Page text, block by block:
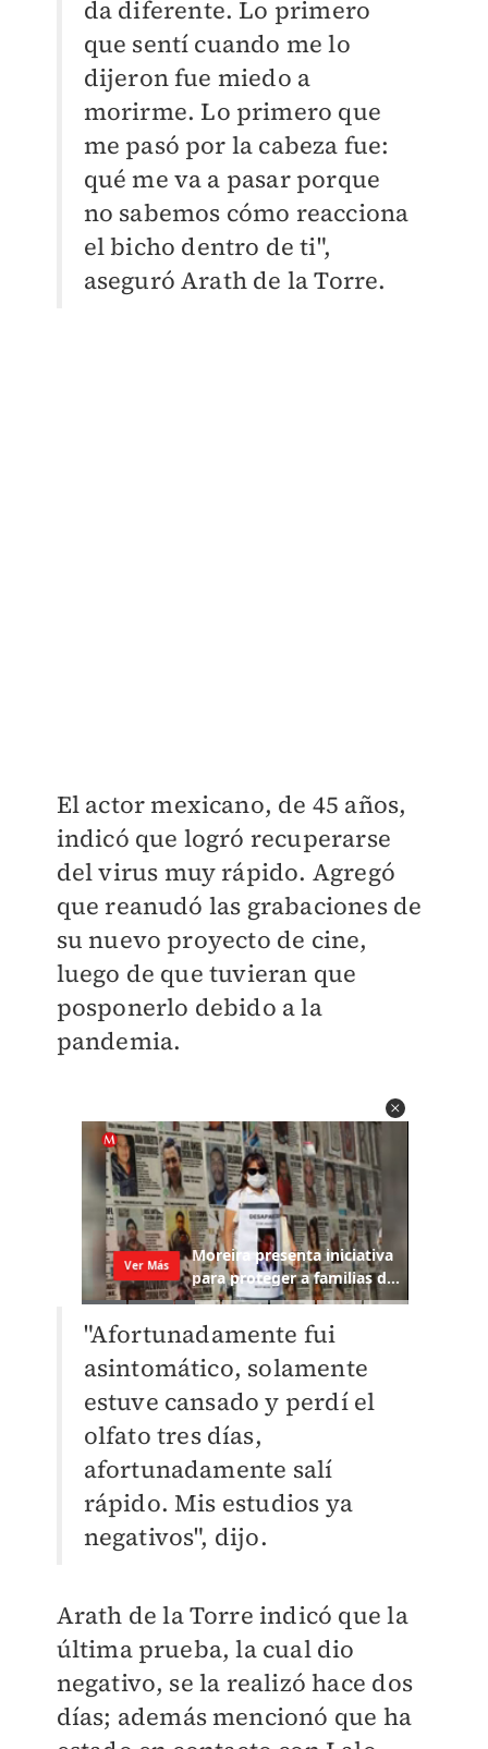
da diferente. Lo primero
que sentí cuando me lo
dijeron fue miedo a
morirme. Lo primero que
me pasó por la cabeza fue:
qué me va a pasar porque
no sabemos cómo reacciona
el bicho dentro de ti",
aseguró Arath de la Torre.
El actor mexicano, de 45 años,
indicó que logró recuperarse
del virus muy rápido. Agregó
que reanudó las grabaciones de
su nuevo proyecto de cine,
luego de que tuvieran que
posponerlo debido a la
pandemia.
"Afortunadamente fui
asintomático, solamente
estuve cansado y perdí el
olfato tres días,
afortunadamente salí
rápido. Mis estudios ya
negativos", dijo.
Arath de la Torre indicó que la
última prueba, la cual dio
negativo, se la realizó hace dos
días; además mencionó que ha